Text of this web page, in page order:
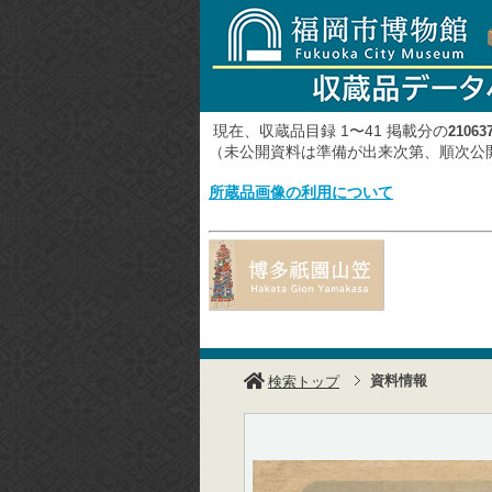
現在、収蔵品目録 1〜41 掲載分の
（未公開資料は準備が出来次第、順次
所蔵品画像の利用について
検索トップ 資料情報